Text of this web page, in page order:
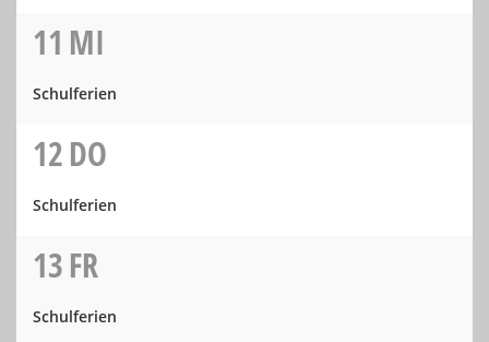
11 MI
Schulferien
12DO
Schulferien
13FR
Schulferien